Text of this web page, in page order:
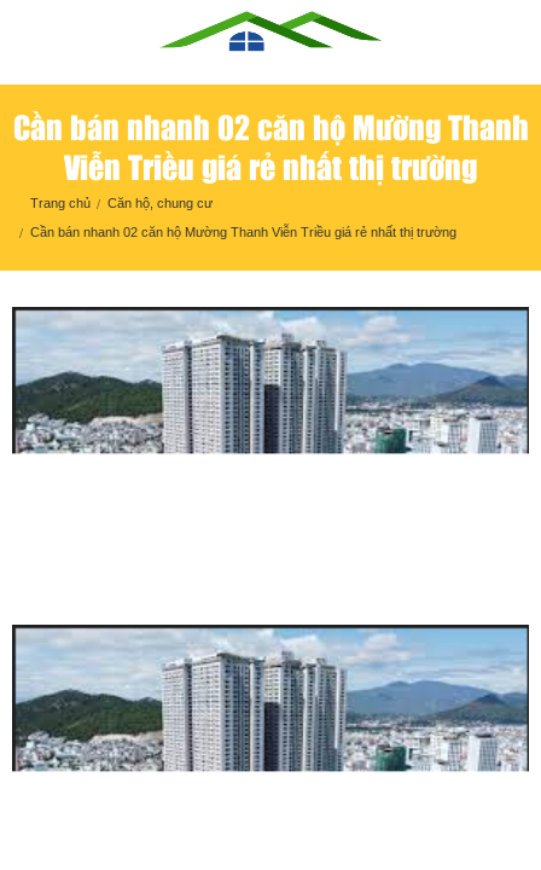
Cần bán nhanh 02 căn hộ Mường Thanh
Viễn Triều giá rẻ nhất thị trường
Trang chủ
Căn hộ, chung cư
Cần bán nhanh 02 căn hộ Mường Thanh Viễn Triều giá rẻ nhất thị trường